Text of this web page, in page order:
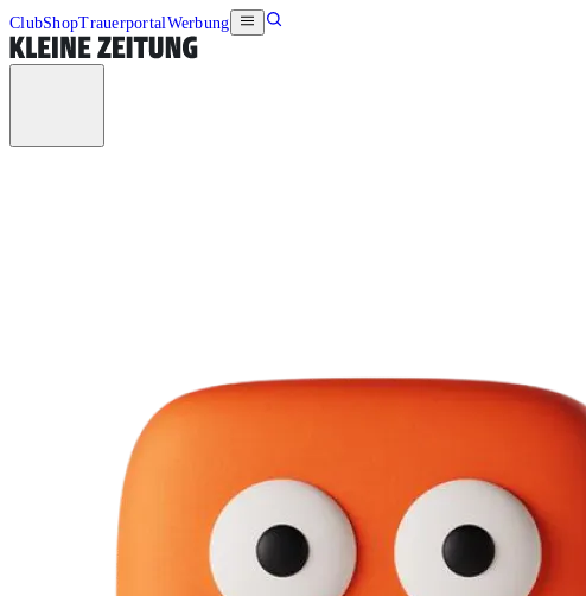
ClubShopTrauerportalWerbung